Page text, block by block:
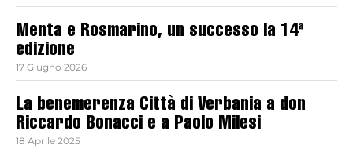
Menta e Rosmarino, un successo la 14ª
edizione
17 Giugno 2026
La benemerenza Città di Verbania a don
Riccardo Bonacci e a Paolo Milesi
18 Aprile 2025